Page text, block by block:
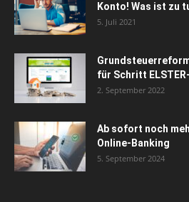
Konto! Was ist zu
5. Juli 2021
für Schritt
2. September 2022
Ab sofort noch
Online-Banking
5. September 2024